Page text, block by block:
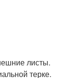
листы.
терке.